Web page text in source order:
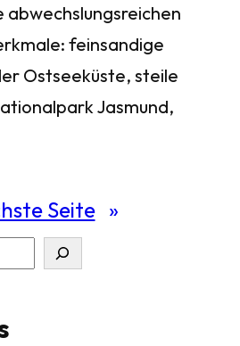
abwechslungsreichen
feinsandige
Ostseeküste, steile
Jasmund,
Seite »